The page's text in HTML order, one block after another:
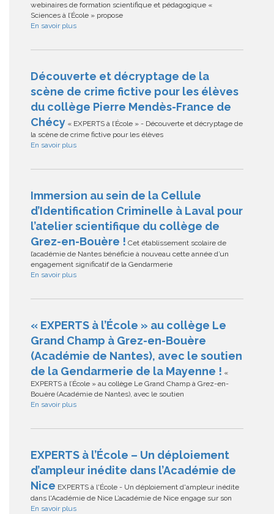
webinaires de formation scientifique et pédagogique «
Sciences à l’École » propose
En savoir plus
Découverte et décryptage de la
scène de crime fictive pour les élèves
du collège Pierre Mendès-France de
Chécy « EXPERTS à l’École » - Découverte et décryptage de
la scène de crime fictive pour les élèves
En savoir plus
Immersion au sein de la Cellule
d’Identification Criminelle à Laval pour
l’atelier scientifique du collège de
Grez-en-Bouère ! Cet établissement scolaire de
l’académie de Nantes bénéficie à nouveau cette année d’un
engagement significatif de la Gendarmerie
En savoir plus
« EXPERTS à l’École » au collège Le
Grand Champ à Grez-en-Bouère
(Académie de Nantes), avec le soutien
de la Gendarmerie de la Mayenne ! «
EXPERTS à l’École » au collège Le Grand Champ à Grez-en-
Bouère (Académie de Nantes), avec le soutien
En savoir plus
EXPERTS à l’École – Un déploiement
d’ampleur inédite dans l’Académie de
Nice EXPERTS à l'École - Un déploiement d'ampleur inédite
dans l'Académie de Nice L’académie de Nice engage sur son
En savoir plus